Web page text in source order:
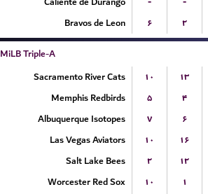
Bravos de Leon
۶ ۲
MiLB Triple-A
Sacramento River Cats
۱۰ ۱۳
Memphis Redbirds
۵ ۴
Albuquerque Isotopes
۷ ۶
Las Vegas Aviators
۱۰ ۱۶
Salt Lake Bees
۲ ۱۲
Worcester Red Sox
۱۰ ۱